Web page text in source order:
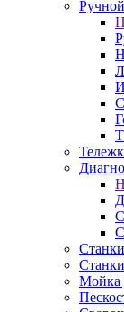
Мойка